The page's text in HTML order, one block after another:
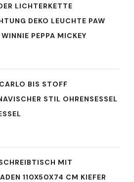
LICHTERKETTE
DEKO LEUCHTE PAW
PEPPA MICKEY
BIS STOFF
STIL OHRENSESSEL
MIT
110X50X74 CM KIEFER